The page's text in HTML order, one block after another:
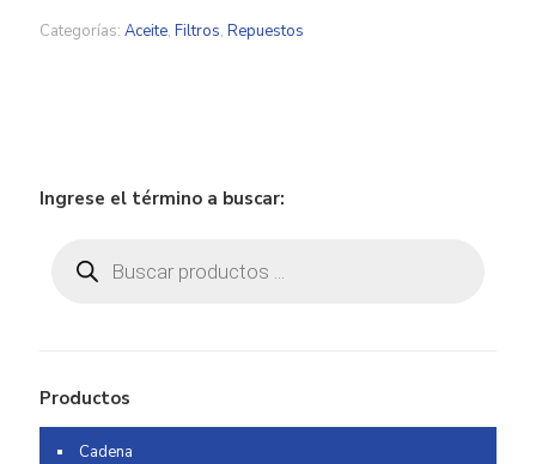
Categorías: Aceite, Filtros, Repuestos
Ingrese el término a buscar:
productos
Productos
Cadena